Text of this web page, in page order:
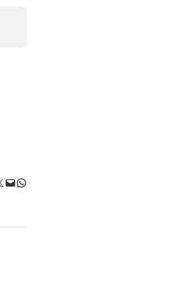
Mail WhatsApp